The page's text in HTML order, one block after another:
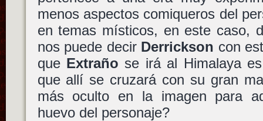
menos aspectos comiqueros del
en temas místicos, en este caso,
nos puede decir Derrickson con
que Extraño se irá al Himalaya
que allí se cruzará con su gran
más oculto en la imagen para
huevo del personaje?